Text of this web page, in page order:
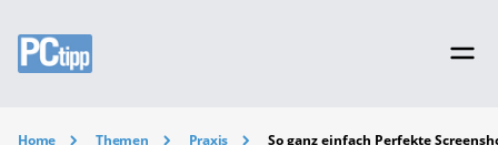
Home Themen Praxis So ganz einfach Perfekte